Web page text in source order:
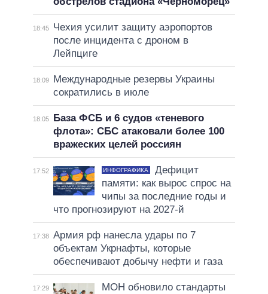
18:45
Чехия усилит защиту аэропортов
после инцидента с дроном в
Лейпциге
18:09
Международные резервы Украины
сократились в июле
18:05
База ФСБ и 6 судов «теневого
флота»: СБС атаковали более 100
вражеских целей россиян
17:52 ИНФОГРАФИКА
Дефицит
памяти: как вырос спрос на
чипы за последние годы и
что прогнозируют на 2027-й
17:38 Армия рф нанесла удары по 7
объектам Укрнафты, которые
обеспечивают добычу нефти и газа
17:29
МОН обновило стандарты